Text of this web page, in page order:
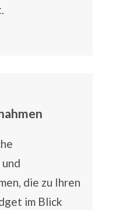
die zu Ihren
im Blick